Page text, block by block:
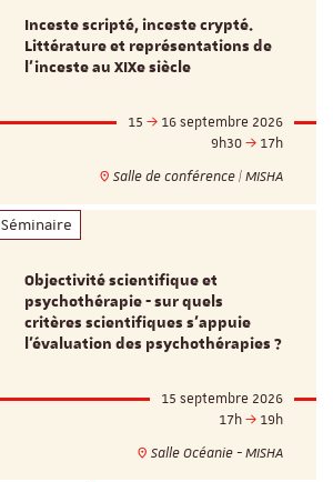
Inceste scripté, inceste crypté.
Littérature et représentations de
l’inceste au XIXe siècle
15
16 septembre 2026
9h30
17h
Salle de conférence | MISHA
Séminaire
Objectivité scientifique et
psychothérapie - sur quels
critères scientifiques s'appuie
l'évaluation des psychothérapies ?
15 septembre 2026
17h
19h
Salle Océanie - MISHA